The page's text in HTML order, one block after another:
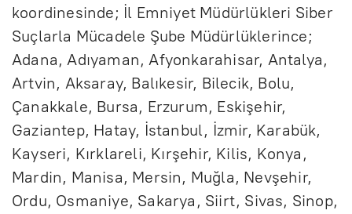
koordinesinde; İl Emniyet Müdürlükleri Siber
Suçlarla Mücadele Şube Müdürlüklerince;
Adana, Adıyaman, Afyonkarahisar, Antalya,
Artvin, Aksaray, Balıkesir, Bilecik, Bolu,
Çanakkale, Bursa, Erzurum, Eskişehir,
Gaziantep, Hatay, İstanbul, İzmir, Karabük,
Kayseri, Kırklareli, Kırşehir, Kilis, Konya,
Mardin, Manisa, Mersin, Muğla, Nevşehir,
Ordu, Osmaniye, Sakarya, Siirt, Sivas, Sinop,